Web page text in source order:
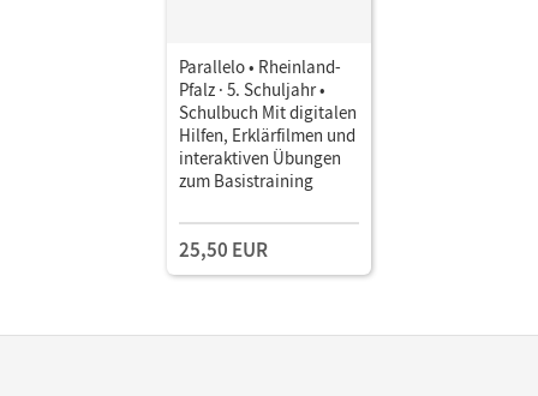
Parallelo • Rheinland-
Pfalz · 5. Schuljahr •
Schulbuch Mit digitalen
Hilfen, Erklärfilmen und
interaktiven Übungen
zum Basistraining
25,50 EUR